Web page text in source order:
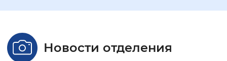
Стандартный Увеличенный
Новости отделения